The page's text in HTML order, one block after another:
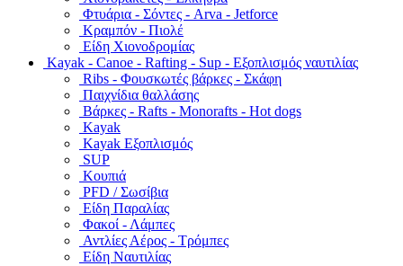
Φτυάρια - Σόντες - Arva - Jetforce
Κραμπόν - Πιολέ
Είδη Χιονοδρομίας
Kayak - Canoe - Rafting - Sup - Εξοπλισμός ναυτιλίας
Ribs - Φουσκωτές βάρκες - Σκάφη
Παιχνίδια θαλλάσης
Βάρκες - Rafts - Monorafts - Hot dogs
Kayak
Kayak Εξοπλισμός
SUP
Κουπιά
PFD / Σωσίβια
Είδη Παραλίας
Φακοί - Λάμπες
Αντλίες Αέρος - Τρόμπες
Είδη Ναυτιλίας